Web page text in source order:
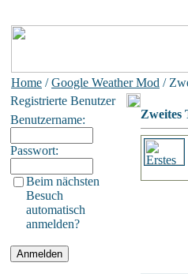
Home /Google Weather Mod /
Registrierte Benutzer
Benutzername:
Passwort:
Beim nächsten
Besuch
automatisch
anmelden?
Zweites